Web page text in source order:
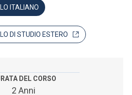
ITALIANO
DI STUDIO ESTERO
DEL CORSO
2 Anni